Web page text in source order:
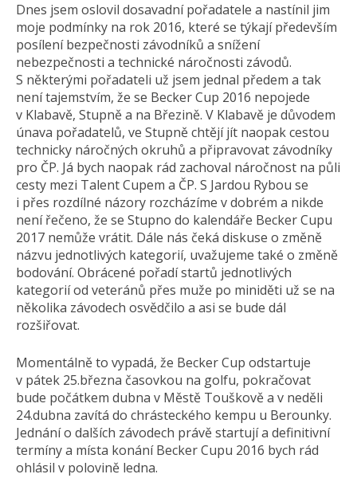
Dnes jsem oslovil dosavadní pořadatele a nastínil jim
moje podmínky na rok 2016, které se týkají především
posílení bezpečnosti závodníků a snížení
nebezpečnosti a technické náročnosti závodů.
S některými pořadateli už jsem jednal předem a tak
není tajemstvím, že se Becker Cup 2016 nepojede
v Klabavě, Stupně a na Březině. V Klabavě je důvodem
únava pořadatelů, ve Stupně chtějí jít naopak cestou
technicky náročných okruhů a připravovat závodníky
pro ČP. Já bych naopak rád zachoval náročnost na půli
cesty mezi Talent Cupem a ČP. S Jardou Rybou se
i přes rozdílné názory rozcházíme v dobrém a nikde
není řečeno, že se Stupno do kalendáře Becker Cupu
2017 nemůže vrátit. Dále nás čeká diskuse o změně
názvu jednotlivých kategorií, uvažujeme také o změně
bodování. Obrácené pořadí startů jednotlivých
kategorií od veteránů přes muže po miniděti už se na
několika závodech osvědčilo a asi se bude dál
rozšiřovat.
Momentálně to vypadá, že Becker Cup odstartuje
v pátek 25.března časovkou na golfu, pokračovat
bude počátkem dubna v Městě Touškově a v neděli
24.dubna zavítá do chrásteckého kempu u Berounky.
Jednání o dalších závodech právě startují a definitivní
termíny a místa konání Becker Cupu 2016 bych rád
ohlásil v polovině ledna.